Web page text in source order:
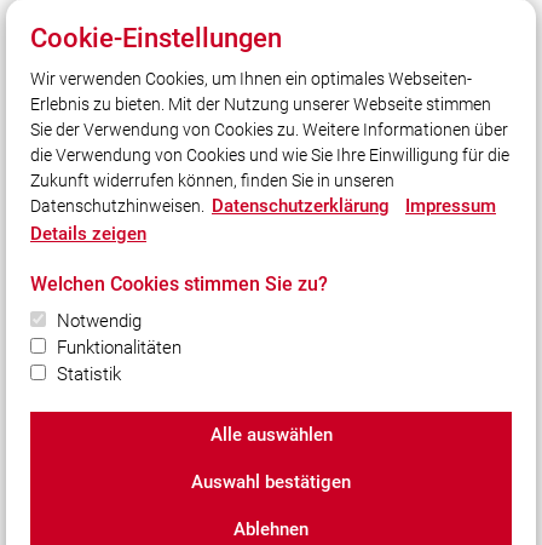
Einsätze
Feuerwachen
Fahrzeuge
Datenschutzerklärung Social Media
Social Media
Bleiben Sie mit uns in Kontakt und vernetzen Sie sich
mit uns!
© 2026 Freiwillige Feuerwehr der Stadt Cham e.V.
Datenschutz|Cookie-Einstellungen
Cookie-Einstellungen
Wir verwenden Cookies, um Ihnen ein optimales Webseiten-
Erlebnis zu bieten. Mit der Nutzung unserer Webseite stimmen
Sie der Verwendung von Cookies zu. Weitere Informationen über
die Verwendung von Cookies und wie Sie Ihre Einwilligung für die
Zukunft widerrufen können, finden Sie in unseren
Datenschutzhinweisen. Datenschutzerklärung
Impressum
Details zeigen
Welchen Cookies stimmen Sie zu?
Notwendig
Funktionalitäten
Statistik
Alle auswählen
Auswahl bestätigen
Ablehnen